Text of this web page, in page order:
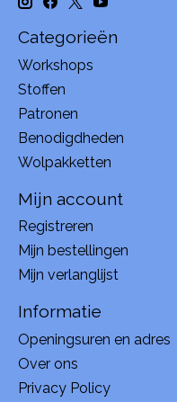
Categorieën
Workshops
Stoffen
Patronen
Benodigdheden
Wolpakketten
Mijn account
Registreren
Mijn bestellingen
Mijn verlanglijst
Informatie
Openingsuren en adres
Over ons
Privacy Policy